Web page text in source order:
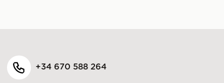
+34 670 588 264